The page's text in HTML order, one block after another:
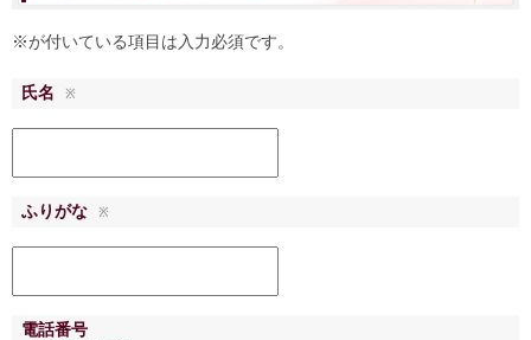
※が付いている項目は入力必須です。
氏名 ※
ふりがな ※
電話番号